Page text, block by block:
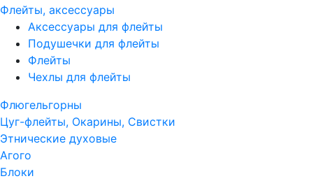
Флейты, аксессуары
Аксессуары для флейты
Подушечки для флейты
Флейты
Чехлы для флейты
Флюгельгорны
Цуг-флейты, Окарины, Свистки
Этнические духовые
Агого
Блоки